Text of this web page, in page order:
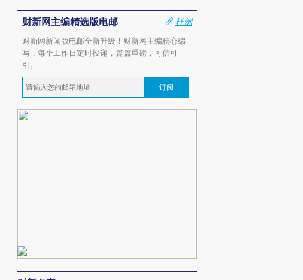
财新网主编精选版电邮
样例
财新网新闻版电邮全新升级！财新网主编精心编
写，每个工作日定时投递，篇篇重磅，可信可
引。
订阅